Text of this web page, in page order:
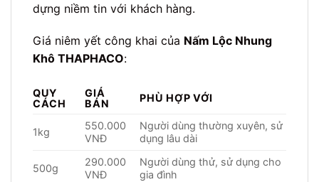
dựng niềm tin với khách hàng.
Giá niêm yết công khai của Nấm Lộc Nhung
Khô THAPHACO:
QUY
CÁCH
GIÁ
BÁN
PHÙ HỢP VỚI
1kg
550.000
VNĐ
Người dùng thường xuyên, sử
dụng lâu dài
500g
290.000
VNĐ
Người dùng thử, sử dụng cho
gia đình